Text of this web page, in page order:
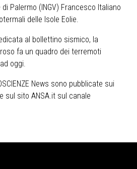
Palermo (INGV) Francesco Italiano
delle Isole Eolie.
al bollettino sismico, la
fa un quadro dei terremoti
oggi.
News sono pubblicate sui
sul sito ANSA.it sul canale